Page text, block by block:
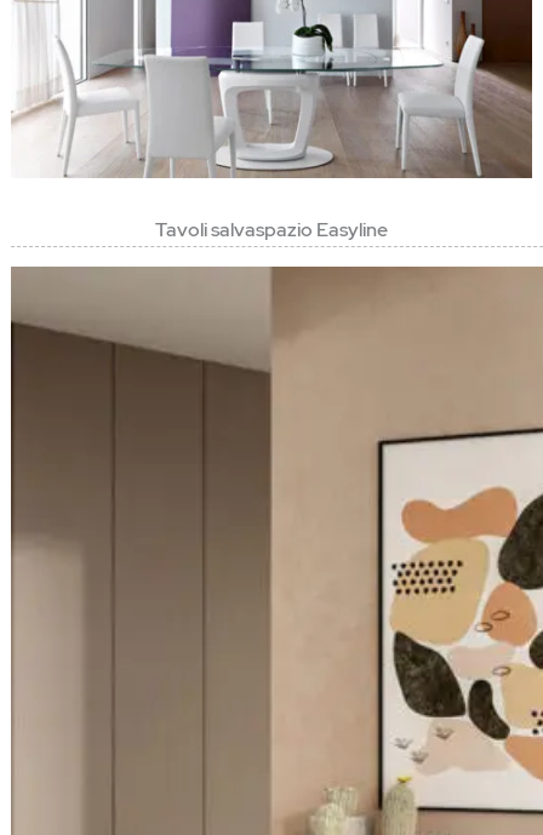
Tavoli salvaspazio Easyline